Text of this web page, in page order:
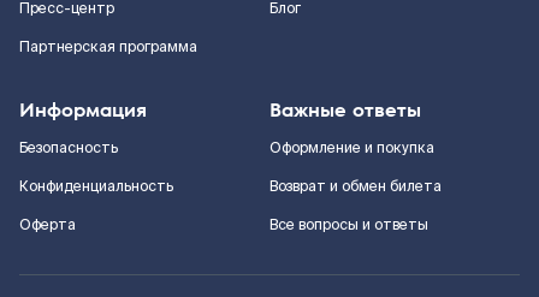
Пресс-центр
Партнерская программа
Блог
Информация
Безопасность
Конфиденциальность
Оферта
Важные ответы
Оформление и покупка
Возврат и обмен билета
Все вопросы и ответы